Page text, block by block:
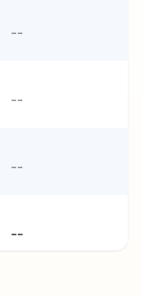
--
--
--
--